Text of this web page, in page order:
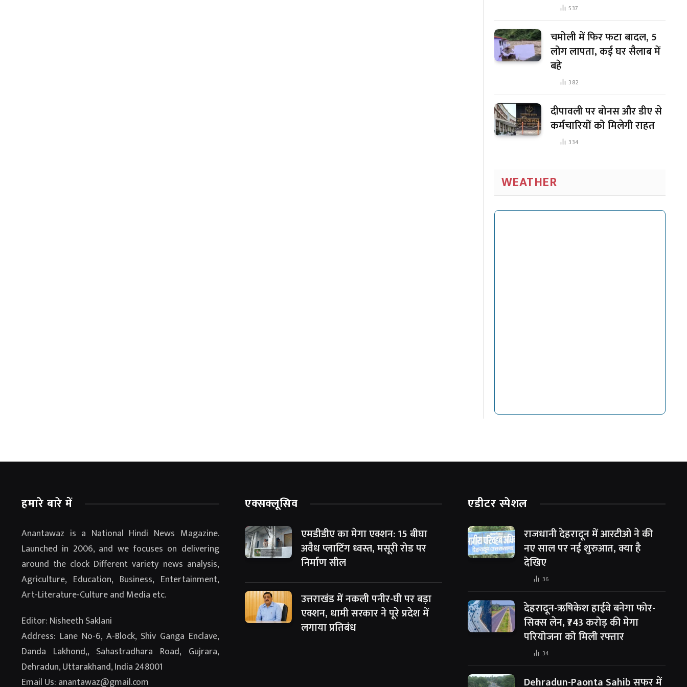
537
चमोली में फिर फटा बादल, 5
लोग लापता, कई घर सैलाब में
बहे
382
दीपावली पर बोनस और डीए से
कर्मचारियों को मिलेगी राहत
334
WEATHER
हमारे बारे में
Anantawaz is a National Hindi News Magazine.
Launched in 2006, and we focuses on delivering
around the clock Different variety news analysis,
Agriculture, Education, Business, Entertainment,
Art-Literature-Culture and Media etc.
Editor: Nisheeth Saklani
Address: Lane No-6, A-Block, Shiv Ganga Enclave,
Danda Lakhond,, Sahastradhara Road, Gujrara,
Dehradun, Uttarakhand, India 248001
Email Us: anantawaz@gmail.com
एक्सक्लूसिव
एमडीडीए का मेगा एक्शन: 15 बीघा
अवैध प्लाटिंग ध्वस्त, मसूरी रोड पर
निर्माण सील
उत्तराखंड में नकली पनीर-घी पर बड़ा
एक्शन, धामी सरकार ने पूरे प्रदेश में
लगाया प्रतिबंध
एडीटर स्पेशल
राजधानी देहरादून में आरटीओ ने की
नए साल पर नई शुरुआत, क्या है
देखिए
36
देहरादून-ऋषिकेश हाईवे बनेगा फोर-
सिक्स लेन, ₹743 करोड़ की मेगा
परियोजना को मिली रफ्तार
34
Dehradun-Paonta Sahib सफर में